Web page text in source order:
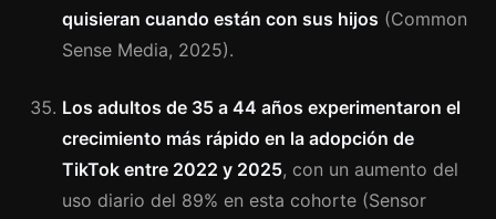
quisieran cuando están con sus hijos (Common
Sense Media, 2025).
Los adultos de 35 a 44 años experimentaron el
crecimiento más rápido en la adopción de
TikTok entre 2022 y 2025, con un aumento del
uso diario del 89% en esta cohorte (Sensor